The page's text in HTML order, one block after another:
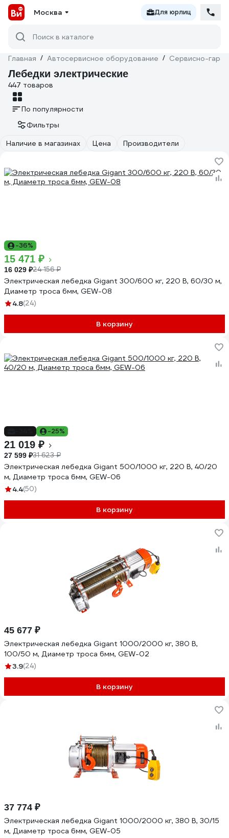
Москва Для юрлиц
Поиск в каталоге
Главная / Автосервисное оборудование / Сервисно-
Лебедки электрические
447 товаров
По популярности
Фильтры
Наличие в магазинах
Цена Производители
-36%
15 471 ₽
16 029 ₽24 156 ₽
Электрическая лебедка Gigant 300/600 кг, 220 В, 60/30 м,
Диаметр троса 6мм, GEW-08
4.8(24)
В корзину
-25%
21 019 ₽
27 599 ₽31 623 ₽
Электрическая лебедка Gigant 500/1000 кг, 220 В, 40/20
м, Диаметр троса 6мм, GEW-06
4.4(50)
В корзину
45 677 ₽
Электрическая лебедка Gigant 1000/2000 кг, 380 В,
100/50 м, Диаметр троса 6мм, GEW-02
3.9(24)
В корзину
37 774 ₽
Электрическая лебедка Gigant 1000/2000 кг, 380 В, 30/15
м, Диаметр троса 6мм, GEW-05